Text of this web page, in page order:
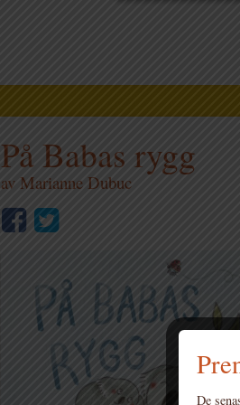
På Babas rygg
av Marianne Dubuc
De